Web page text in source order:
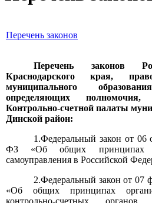
Перечень законов
Перечень законов
Краснодарского края,
муниципального
определяющих
Контрольно-счетной палаты
Динской район:
1.Федеральный закон от
ФЗ «Об общих принципах
самоуправления в Российской
2.Федеральный закон от 07
«Об общих принципах
контрольно-счетных органов